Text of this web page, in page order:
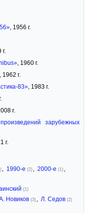
, 1956 г.
, 1960 г.
1962 г.
83», 1983 г.
г.
зарубежных
г.
1990-е (2) 2000-е (1)
(1)
Новиков (3) Л. Седов (2)